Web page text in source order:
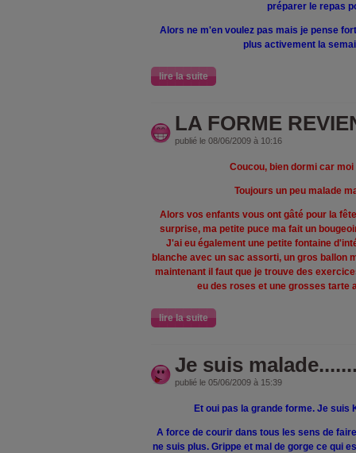
préparer le repas
Alors ne m'en voulez pas mais je pense
plus activement la
lire la suite
LA FORME
publié le 08/06/2009 à 10:16
Coucou, bien dormi car moi
Toujours un peu malade
Alors vos enfants vous ont gâté pour la
surprise, ma petite puce ma fait un
J'ai eu également une petite fontaine
blanche avec un sac assorti, un gros ballon
maintenant il faut que je trouve des
eu des roses et une grosses tarte
lire la suite
Je suis
publié le 05/06/2009 à 15:39
Et oui pas la grande forme. Je suis
A force de courir dans tous les sens de
ne suis plus. Grippe et mal de gorge ce qui